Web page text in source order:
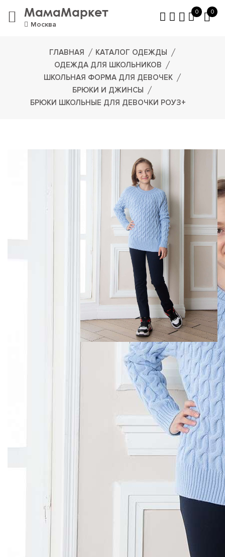
МамаМаркет
Москва
0 0
ГЛАВНАЯ
КАТАЛОГ ОДЕЖДЫ
ОДЕЖДА ДЛЯ ШКОЛЬНИКОВ
ШКОЛЬНАЯ ФОРМА ДЛЯ ДЕВОЧЕК
БРЮКИ И ДЖИНСЫ
БРЮКИ ШКОЛЬНЫЕ ДЛЯ ДЕВОЧКИ РОУЗ+